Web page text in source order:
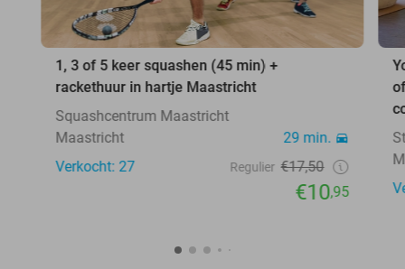
1, 3 of 5 keer squashen (45 min) +
rackethuur in hartje Maastricht
Squashcentrum Maastricht
Maastricht
29 min.
Verkocht: 27
Regulier €17,50
€10,95